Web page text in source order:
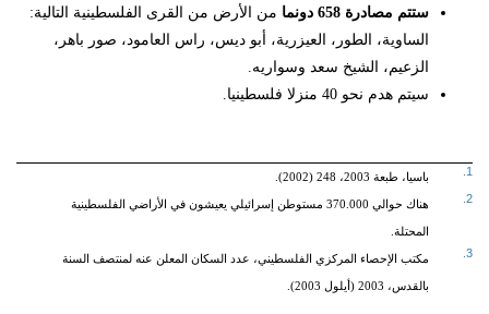
ستتم مصادرة 658 دونما
من الأرض من القرى الفلسطينية التالية:
الساوية، الطور، العيزرية، أبو ديس، راس العامود، صور باهر،
الزعيم، الشيخ سعد وسواريه.
سيتم هدم نحو 40 منزلا فلسطينيا.
1.
باسيا، طبعة 2003، 248 (2002).
2.
هناك حوالي 370.000 مستوطن إسرائيلي يعيشون في الأراضي الفلسطينية
المحتلة.
3.
مكتب الإحصاء المركزي الفلسطيني، عدد السكان المعلن عنه لمنتصف السنة
بالقدس، 2003 (أيلول 2003).